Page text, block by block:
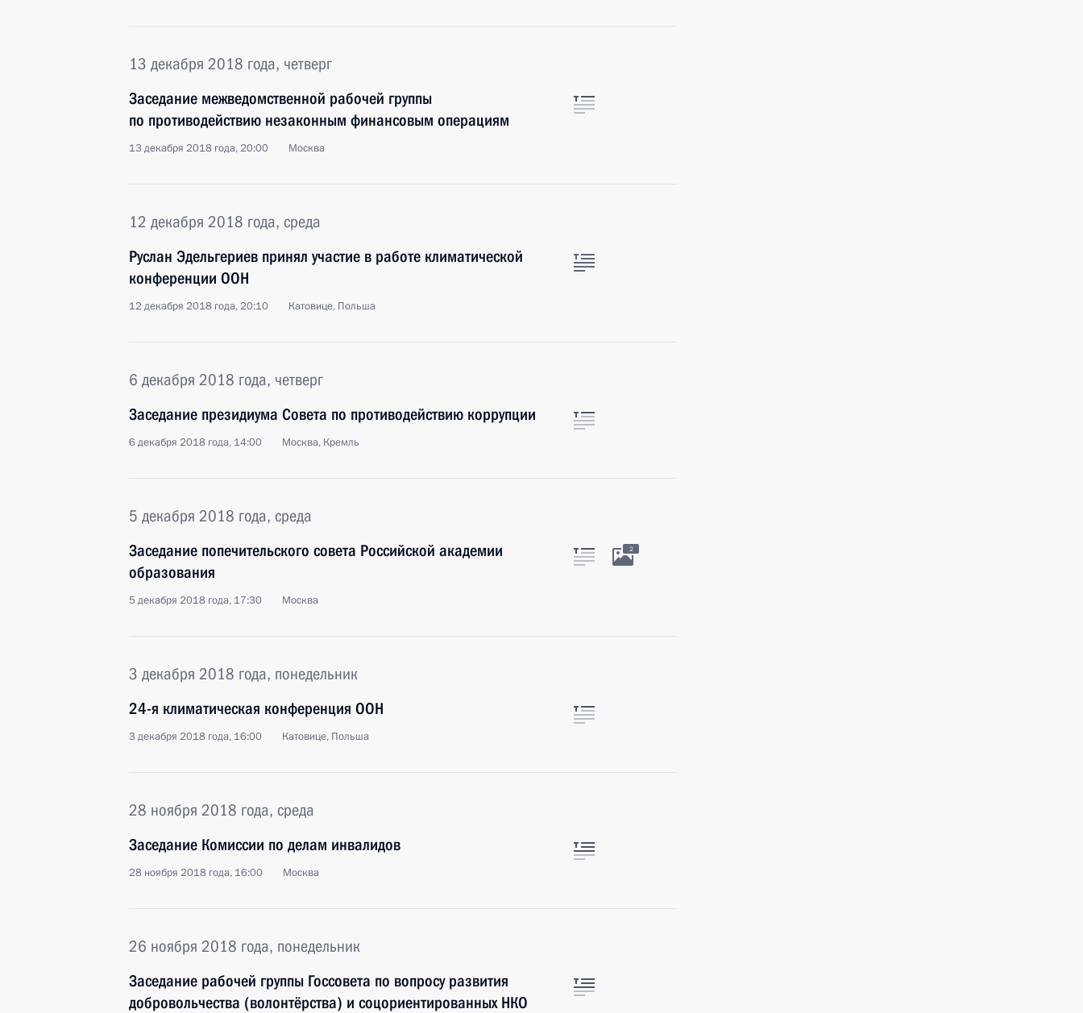
13 декабря 2018 года, четверг
Заседание межведомственной рабочей группы
по противодействию незаконным финансовым операциям
13 декабря 2018 года, 20:00 Москва
12 декабря 2018 года, среда
Руслан Эдельгериев принял участие в работе климатической
конференции ООН
12 декабря 2018 года, 20:10 Катовице, Польша
6 декабря 2018 года, четверг
Заседание президиума Совета по противодействию коррупции
6 декабря 2018 года, 14:00 Москва, Кремль
5 декабря 2018 года, среда
Заседание попечительского совета Российской академии
образования
5 декабря 2018 года, 17:30 Москва
2
3 декабря 2018 года, понедельник
24-я климатическая конференция ООН
3 декабря 2018 года, 16:00 Катовице, Польша
28 ноября 2018 года, среда
Заседание Комиссии по делам инвалидов
28 ноября 2018 года, 16:00 Москва
26 ноября 2018 года, понедельник
Заседание рабочей группы Госсовета по вопросу развития
добровольчества (волонтёрства) и соцориентированных НКО